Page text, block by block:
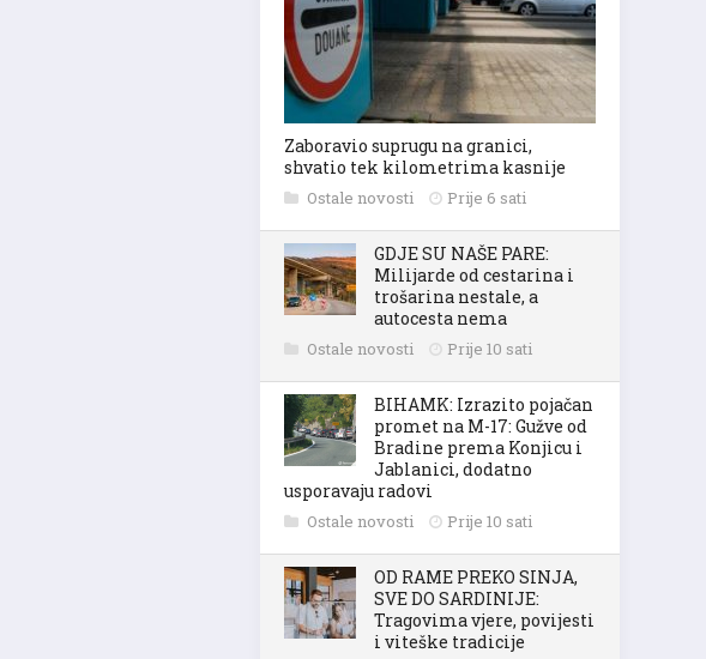
Zaboravio suprugu na granici,
shvatio tek kilometrima kasnije
Ostale novosti Prije 6 sati
GDJE SU NAŠE PARE:
Milijarde od cestarina i
trošarina nestale, a
autocesta nema
Ostale novosti Prije 10 sati
BIHAMK: Izrazito pojačan
promet na M-17: Gužve od
Bradine prema Konjicu i
Jablanici, dodatno
usporavaju radovi
Ostale novosti Prije 10 sati
OD RAME PREKO SINJA,
SVE DO SARDINIJE:
Tragovima vjere, povijesti
i viteške tradicije